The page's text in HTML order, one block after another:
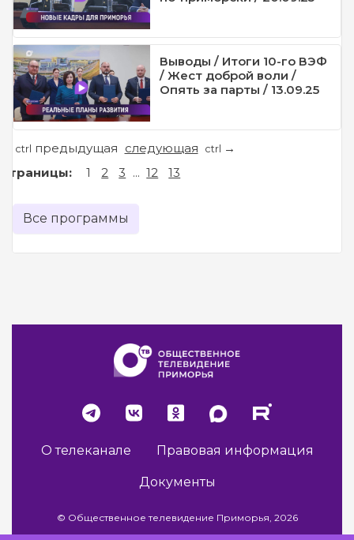
Выводы / Итоги 10-го ВЭФ
/ Жест доброй воли /
Опять за парты / 13.09.25
ctrl предыдущая следующая ctrl →
Страницы: 1 2 3 ... 12 13
Все программы
О телеканале Правовая информация
Документы
© Общественное телевидение Приморья, 2026